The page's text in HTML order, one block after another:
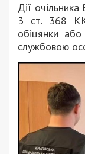
Дії
3 ст. 368 КК
обіцянки
службовою